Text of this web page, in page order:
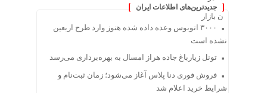
جدیدترین‌های اطلاعات ایران
۳۰۰۰ اتوبوس وعده داده شده هنوز وارد طرح اربعین
نشده است
تونل زیارباغ جاده هراز امسال به بهره‌برداری می‌رسد
فروش فوری دنا پلاس آغاز می‌شود؛ زمان ثبت‌نام و
شرایط خرید اعلام شد